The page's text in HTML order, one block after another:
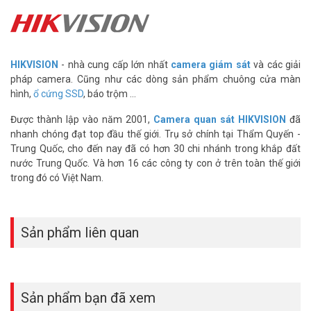
cáp từ thiết bị ngoài trời vào. Thường gặp khi camera ngoài trời bị
sét đánh gần, xung điện truyền ngược vào switch qua dây mạng.
trong phần lớn tình huống thực tế ở Việt Nam.
Switch DS-3E0508-O gắn tường có cần mua
thêm giá đỡ hay phụ kiện gì không?
Vỏ sắt của DS-3E0508-O có lỗ vít hoặc tai gắn sẵn, không cần mua
thêm giá đỡ riêng. Chỉ cần vài con vít và nở tường phù hợp là cố
định được gọn gàng trên tường. Gắn tường giúp tiết kiệm diện tích
bàn và đi dây ngăn nắp hơn trong tủ mạng hoặc phòng server nhỏ.
nhiệt tốt, phù hợp chạy liên tục cho văn phòng có nhiều camera IP
hoặc thiết bị có dây. Liên hệ Vũ Hoàng Telecom ngay để được tư
vấn và nhận báo giá lắp đặt hôm nay. Tham khảo thêm hình ảnh
HIKVISION - nhà cung cấp lớn nhất camera giám sátvà các giải
pháp camera. Cũng như các dòng sản phẩm chuông cửa màn
hình, ổ cứng SSD, báo trộm ...
Được thành lập vào năm 2001, Camera quan sát HIKVISION đã
nhanh chóng đạt top đầu thế giới. Trụ sở chính tại Thẩm Quyến -
Trung Quốc, cho đến nay đã có hơn 30 chi nhánh trong khắp đất
nước Trung Quốc. Và hơn 16 các công ty con ở trên toàn thế giới
trong đó có Việt Nam.
Sản phẩm liên quan
Sản phẩm bạn đã xem